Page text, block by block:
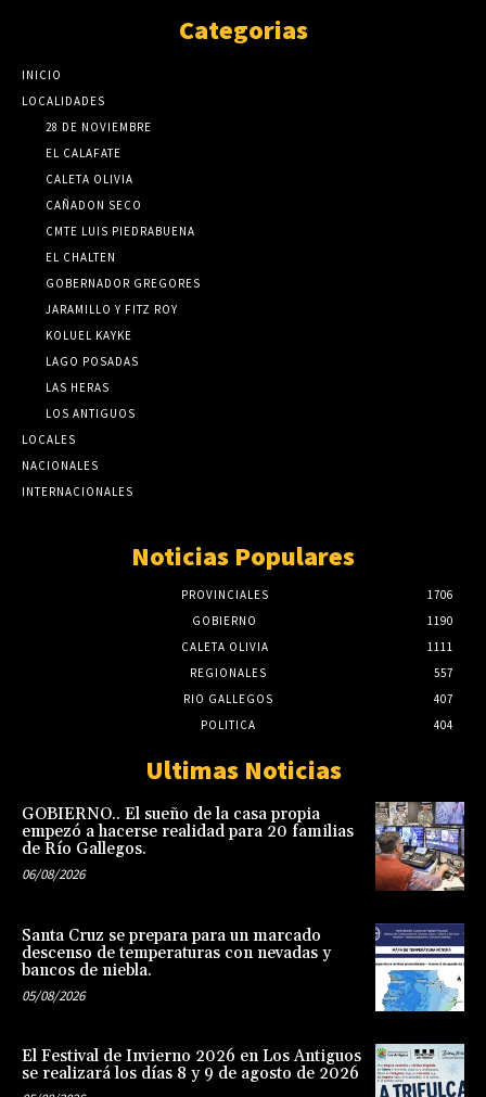
Categorias
INICIO
LOCALIDADES
28 DE NOVIEMBRE
EL CALAFATE
CALETA OLIVIA
CAÑADON SECO
CMTE LUIS PIEDRABUENA
EL CHALTEN
GOBERNADOR GREGORES
JARAMILLO Y FITZ ROY
KOLUEL KAYKE
LAGO POSADAS
LAS HERAS
LOS ANTIGUOS
LOCALES
NACIONALES
INTERNACIONALES
Noticias Populares
PROVINCIALES
1706
GOBIERNO
1190
CALETA OLIVIA
1111
REGIONALES
557
RIO GALLEGOS
407
POLITICA
404
Ultimas Noticias
GOBIERNO.. El sueño de la casa propia
empezó a hacerse realidad para 20 familias
de Río Gallegos.
06/08/2026
Santa Cruz se prepara para un marcado
descenso de temperaturas con nevadas y
bancos de niebla.
05/08/2026
El Festival de Invierno 2026 en Los Antiguos
se realizará los días 8 y 9 de agosto de 2026